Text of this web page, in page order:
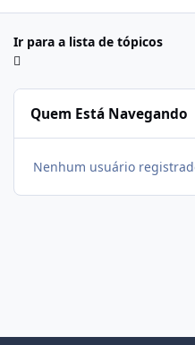
Ir para a lista de tópicos
Quem Está Navegando
Nenhum usuário